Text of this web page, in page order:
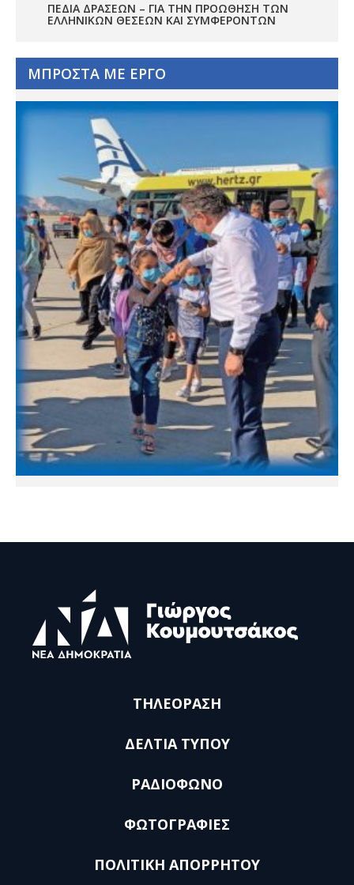
ΠΕΔΊΑ ΔΡΆΣΕΩΝ – ΓΙΑ ΤΗΝ ΠΡΟΏΘΗΣΗ ΤΩΝ
ΕΛΛΗΝΙΚΏΝ ΘΈΣΕΩΝ ΚΑΙ ΣΥΜΦΕΡΌΝΤΩΝ
ΜΠΡΟΣΤΑ ΜΕ ΕΡΓΟ
ΤΗΛΕΟΡΑΣΗ
ΔΕΛΤΙΑ ΤΥΠΟΥ
ΡΑΔΙΟΦΩΝΟ
ΦΩΤΟΓΡΑΦΙΕΣ
ΠΟΛΙΤΙΚΗ ΑΠΟΡΡΗΤΟΥ